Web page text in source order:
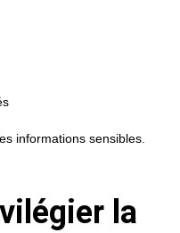
informations sensibles.
la